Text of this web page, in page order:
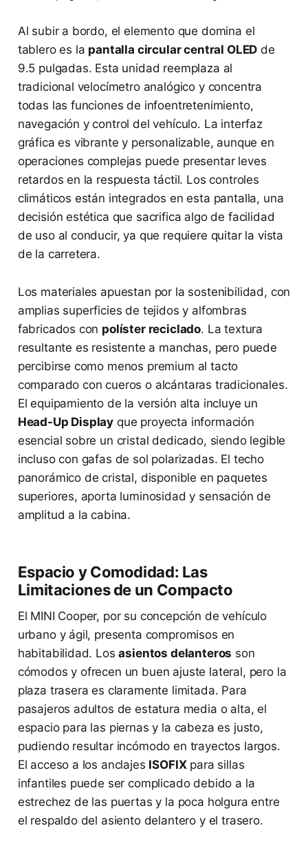
Al subir a bordo, el elemento que domina el
tablero es la pantalla circular central OLED de
9.5 pulgadas. Esta unidad reemplaza al
tradicional velocímetro analógico y concentra
todas las funciones de infoentretenimiento,
navegación y control del vehículo. La interfaz
gráfica es vibrante y personalizable, aunque en
operaciones complejas puede presentar leves
retardos en la respuesta táctil. Los controles
climáticos están integrados en esta pantalla, una
decisión estética que sacrifica algo de facilidad
de uso al conducir, ya que requiere quitar la vista
de la carretera.
Los materiales apuestan por la sostenibilidad, con
amplias superficies de tejidos y alfombras
fabricados con políster reciclado. La textura
resultante es resistente a manchas, pero puede
percibirse como menos premium al tacto
comparado con cueros o alcántaras tradicionales.
El equipamiento de la versión alta incluye un
Head-Up Display que proyecta información
esencial sobre un cristal dedicado, siendo legible
incluso con gafas de sol polarizadas. El techo
panorámico de cristal, disponible en paquetes
superiores, aporta luminosidad y sensación de
amplitud a la cabina.
Espacio y Comodidad: Las
Limitaciones de un Compacto
El MINI Cooper, por su concepción de vehículo
urbano y ágil, presenta compromisos en
habitabilidad. Losasientos delanteros son
cómodos y ofrecen un buen ajuste lateral, pero la
plaza trasera es claramente limitada. Para
pasajeros adultos de estatura media o alta, el
espacio para las piernas y la cabeza es justo,
pudiendo resultar incómodo en trayectos largos.
El acceso a los anclajes ISOFIXpara sillas
infantiles puede ser complicado debido a la
estrechez de las puertas y la poca holgura entre
el respaldo del asiento delantero y el trasero.